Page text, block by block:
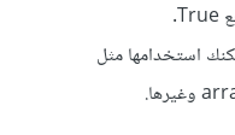
استخدامها مثل